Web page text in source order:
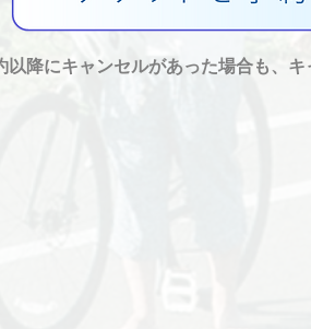
降にキャンセルがあった場合も、キ